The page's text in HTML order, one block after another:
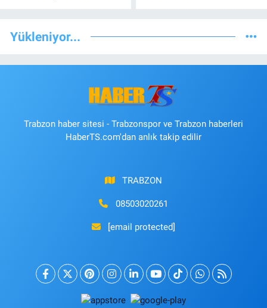
Yükleniyor...
Trabzon haber sitesi - Trabzonspor ve Trabzon haberleri
HaberTS.com'dan anlık takip edilir
TRABZON
08503020261
[email protected]